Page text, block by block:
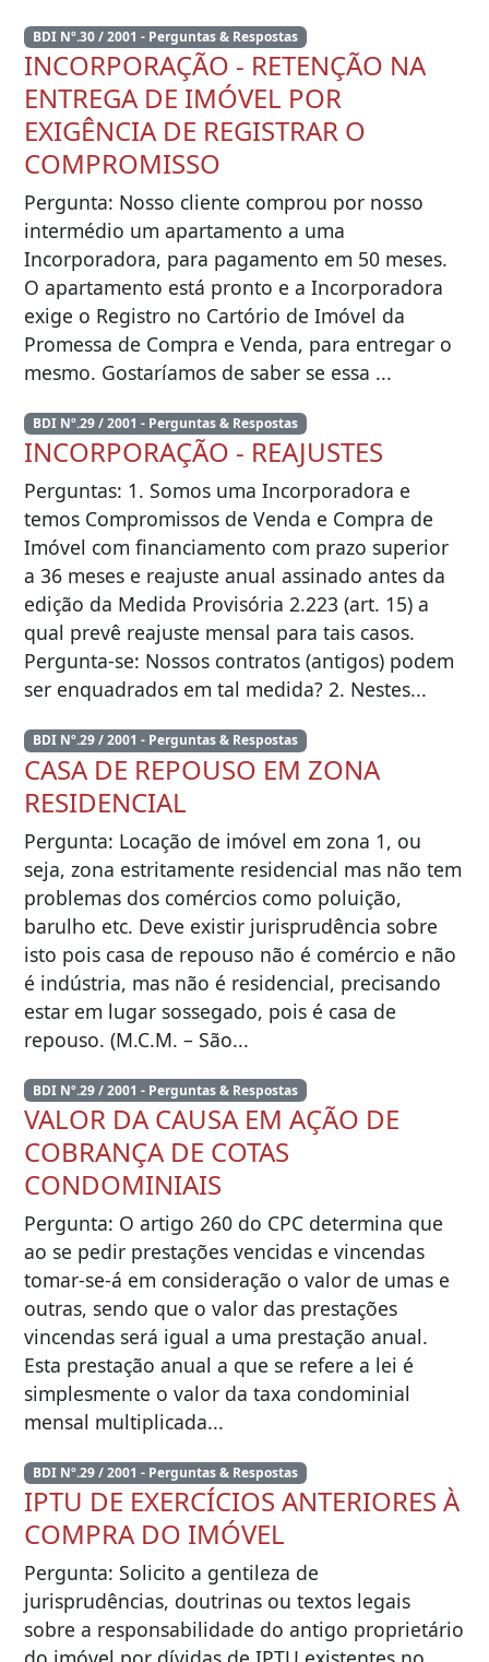
BDI Nº.30 / 2001 - Perguntas & Respostas
INCORPORAÇÃO - RETENÇÃO NA
ENTREGA DE IMÓVEL POR
EXIGÊNCIA DE REGISTRAR O
COMPROMISSO
Pergunta: Nosso cliente comprou por nosso
intermédio um apartamento a uma
Incorporadora, para pagamento em 50 meses.
O apartamento está pronto e a Incorporadora
exige o Registro no Cartório de Imóvel da
Promessa de Compra e Venda, para entregar o
mesmo. Gostaríamos de saber se essa ...
BDI Nº.29 / 2001 - Perguntas & Respostas
INCORPORAÇÃO - REAJUSTES
Perguntas: 1. Somos uma Incorporadora e
temos Compromissos de Venda e Compra de
Imóvel com financiamento com prazo superior
a 36 meses e reajuste anual assinado antes da
edição da Medida Provisória 2.223 (art. 15) a
qual prevê reajuste mensal para tais casos.
Pergunta-se: Nossos contratos (antigos) podem
ser enquadrados em tal medida? 2. Nestes...
BDI Nº.29 / 2001 - Perguntas & Respostas
CASA DE REPOUSO EM ZONA
RESIDENCIAL
Pergunta: Locação de imóvel em zona 1, ou
seja, zona estritamente residencial mas não tem
problemas dos comércios como poluição,
barulho etc. Deve existir jurisprudência sobre
isto pois casa de repouso não é comércio e não
é indústria, mas não é residencial, precisando
estar em lugar sossegado, pois é casa de
repouso. (M.C.M. – São...
BDI Nº.29 / 2001 - Perguntas & Respostas
VALOR DA CAUSA EM AÇÃO DE
COBRANÇA DE COTAS
CONDOMINIAIS
Pergunta: O artigo 260 do CPC determina que
ao se pedir prestações vencidas e vincendas
tomar-se-á em consideração o valor de umas e
outras, sendo que o valor das prestações
vincendas será igual a uma prestação anual.
Esta prestação anual a que se refere a lei é
simplesmente o valor da taxa condominial
mensal multiplicada...
BDI Nº.29 / 2001 - Perguntas & Respostas
IPTU DE EXERCÍCIOS ANTERIORES À
COMPRA DO IMÓVEL
Pergunta: Solicito a gentileza de
jurisprudências, doutrinas ou textos legais
sobre a responsabilidade do antigo proprietário